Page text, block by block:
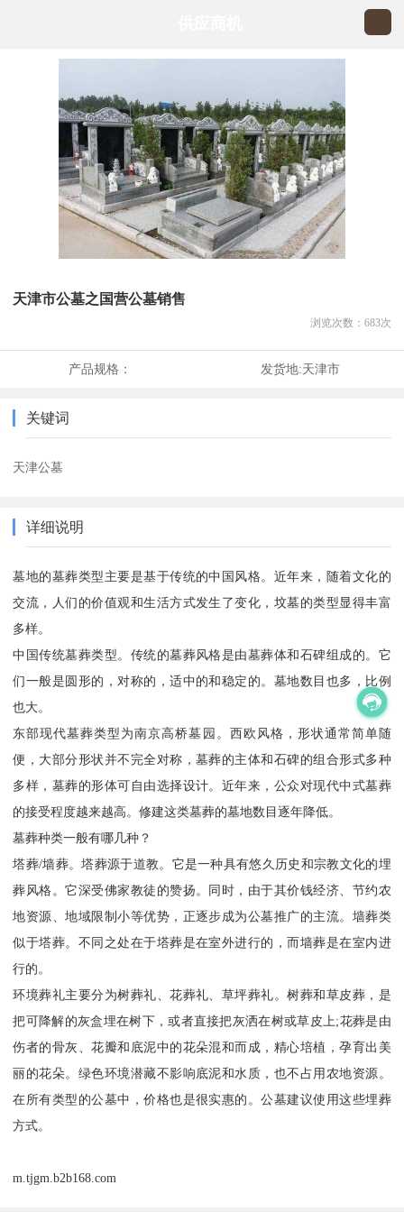
天津市公墓之国营公墓销售
浏览次数： 683次
产品规格： 发货地:天津市
关键词
天津公墓
详细说明
墓地的墓葬类型主要是基于传统的中国风格。近年来，随着文化的
交流，人们的价值观和生活方式发生了变化，坟墓的类型显得丰富
多样。
中国传统墓葬类型。传统的墓葬风格是由墓葬体和石碑组成的。它
们一般是圆形的，对称的，适中的和稳定的。墓地数目也多，比例
也大。
东部现代墓葬类型为南京高桥墓园。西欧风格，形状通常简单随
便，大部分形状并不完全对称，墓葬的主体和石碑的组合形式多种
多样，墓葬的形体可自由选择设计。近年来，公众对现代中式墓葬
的接受程度越来越高。修建这类墓葬的墓地数目逐年降低。
墓葬种类一般有哪几种？
塔葬/墙葬。塔葬源于道教。它是一种具有悠久历史和宗教文化的埋
葬风格。它深受佛家教徒的赞扬。同时，由于其价钱经济、节约农
地资源、地域限制小等优势，正逐步成为公墓推广的主流。墙葬类
似于塔葬。不同之处在于塔葬是在室外进行的，而墙葬是在室内进
行的。
环境葬礼主要分为树葬礼、花葬礼、草坪葬礼。树葬和草皮葬，是
把可降解的灰盒埋在树下，或者直接把灰洒在树或草皮上;花葬是由
伤者的骨灰、花瓣和底泥中的花朵混和而成，精心培植，孕育出美
丽的花朵。绿色环境潜藏不影响底泥和水质，也不占用农地资源。
在所有类型的公墓中，价格也是很实惠的。公墓建议使用这些埋葬
方式。
m.tjgm.b2b168.com